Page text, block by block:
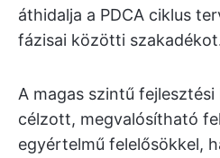
áthidalja a PDCA ciklus
fázisai közötti
A magas szintű
célzott, megvalósítható
egyértelmű felelősökkel,